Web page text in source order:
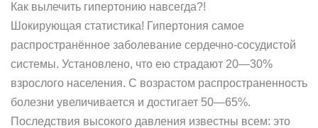
Как вылечить гипертонию навсегда?!
Шокирующая статистика! Гипертония самое
распространённое заболевание сердечно-сосудистой
системы. Установлено, что ею страдают 20—30%
взрослого населения. С возрастом распространенность
болезни увеличивается и достигает 50—65%.
Последствия высокого давления известны всем: это